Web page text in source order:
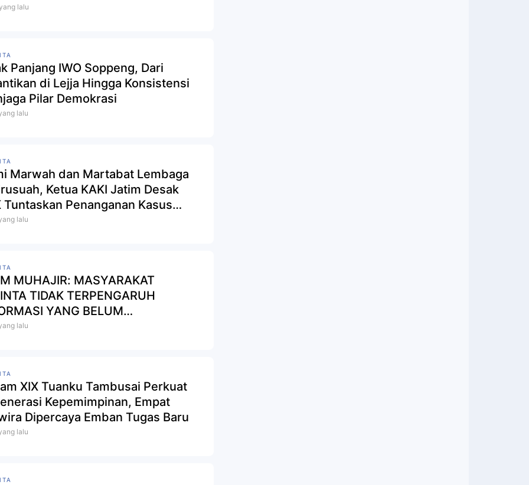
lalu
Panjang IWO Soppeng, Dari
di Lejja Hingga Konsistensi
Pilar Demokrasi
lalu
Marwah dan Martabat Lembaga
Ketua KAKI Jatim Desak
Tuntaskan Penanganan Kasus
Dana Hibah Jatim Pada Tahu
lalu
MUHAJIR: MASYARAKAT
TIDAK TERPENGARUH
YANG BELUM
TERKAIT KAPOLSEK
lalu
XIX Tuanku Tambusai Perkuat
Kepemimpinan, Empat
Dipercaya Emban Tugas Baru
lalu